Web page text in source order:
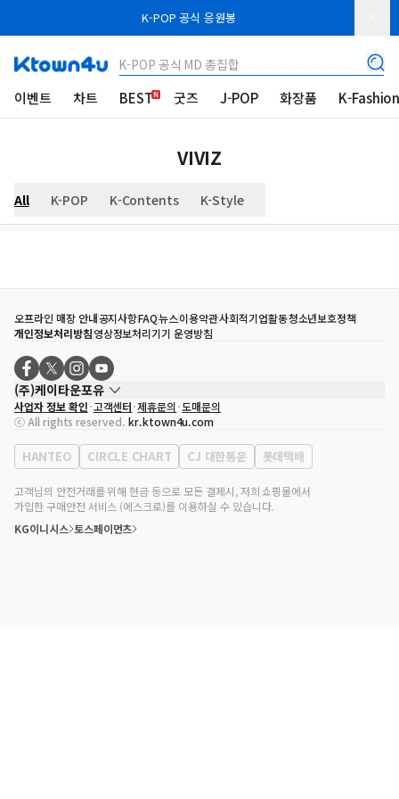
K-POP 공식 응원봉
K-POP 공식 MD 총집합
이벤트 차트 BEST 굿즈 J-POP 화장품 K-
VIVIZ
All K-POP K-Contents K-Style
오프라인 매장 안내공지사항FAQ뉴스이용약관사회적기업활동청소년보호정책
개인정보처리방침영상정보처리기기 운영방침
(주)케이타운포유
대표자
송효민
사업자등록번호
120-87-71116
통신판매업 신고번호 제2011-서울강남-02223
대표전화
02-552-9855
사업자 정보 확인 고객센터 제휴문의 도매문의
ⓒ All rights reserved. kr.ktown4u.com
HANTEO CIRCLE CHART CJ 대한통운 롯데택배
고객님의 안전거래를 위해 현금 등으로 모든 결제시, 저희 쇼핑몰에서
가입한 구매안전 서비스 (에스크로)를 이용하실 수 있습니다.
KG이니시스 토스페이먼츠